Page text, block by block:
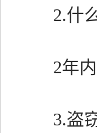
2.什么
2年内
3.盗窃